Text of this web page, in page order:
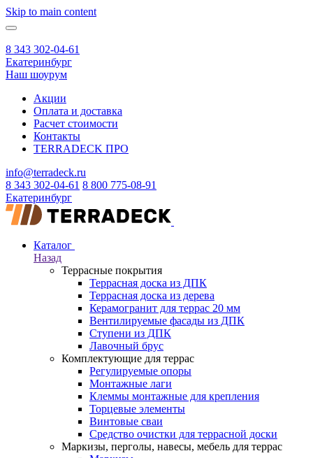
Skip to main content
8 343 302-04-61
Екатеринбург
Наш шоурум
Акции
Оплата и доставка
Расчет стоимости
Контакты
TERRADECK ПРО
info@terradeck.ru
8 343 302-04-61 8 800 775-08-91
Екатеринбург
Каталог
Назад
Террасные покрытия
Террасная доска из ДПК
Террасная доска из дерева
Керамогранит для террас 20 мм
Вентилируемые фасады из ДПК
Ступени из ДПК
Лавочный брус
Комплектующие для террас
Регулируемые опоры
Монтажные лаги
Клеммы монтажные для крепления
Торцевые элементы
Винтовые сваи
Средство очистки для террасной доски
Маркизы, перголы, навесы, мебель для террас